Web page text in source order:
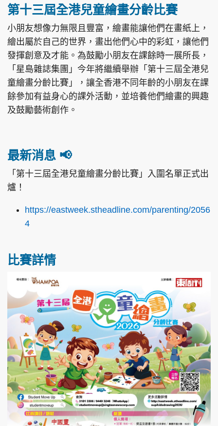
東周刊 cazbuyer 東Touch
PCM 電腦廣場 星島頭條 星島日報
親子王 Oh!爸媽 JobMarket
關於我們
聯絡我們
隱私政策聲明
Copyright © 東周網 版權所有 . 不得轉載
©Eastweek.com.hk. All rights reserved.
第十三屆全港兒童繪畫分齡比賽
小朋友想像力無限且豐富，繪畫能讓他們在畫紙上，
繪出屬於自己的世界，畫出他們心中的彩虹，讓他們
發揮創意及才能。為鼓勵小朋友在課餘時一展所長，
「星島雜誌集團」今年將繼續舉辦「第十三屆全港兒
童繪畫分齡比賽」，讓全香港不同年齡的小朋友在課
餘參加有益身心的課外活動，並培養他們繪畫的興趣
及鼓勵藝術創作。
最新消息 📢
「第十三屆全港兒童繪畫分齡比賽」入圍名單正式出
爐！
https://eastweek.stheadline.com/parenting/2056
4
比賽詳情